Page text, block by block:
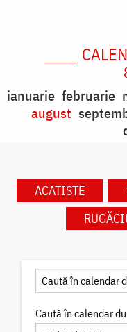
ianuarie februarie
august
ACATISTE
Caută în calendar